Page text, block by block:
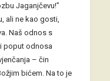
Jaganjčevu!”
ali ne kao gosti,
Naš odnos s
poput odnosa
– čin
bićem. Na to je